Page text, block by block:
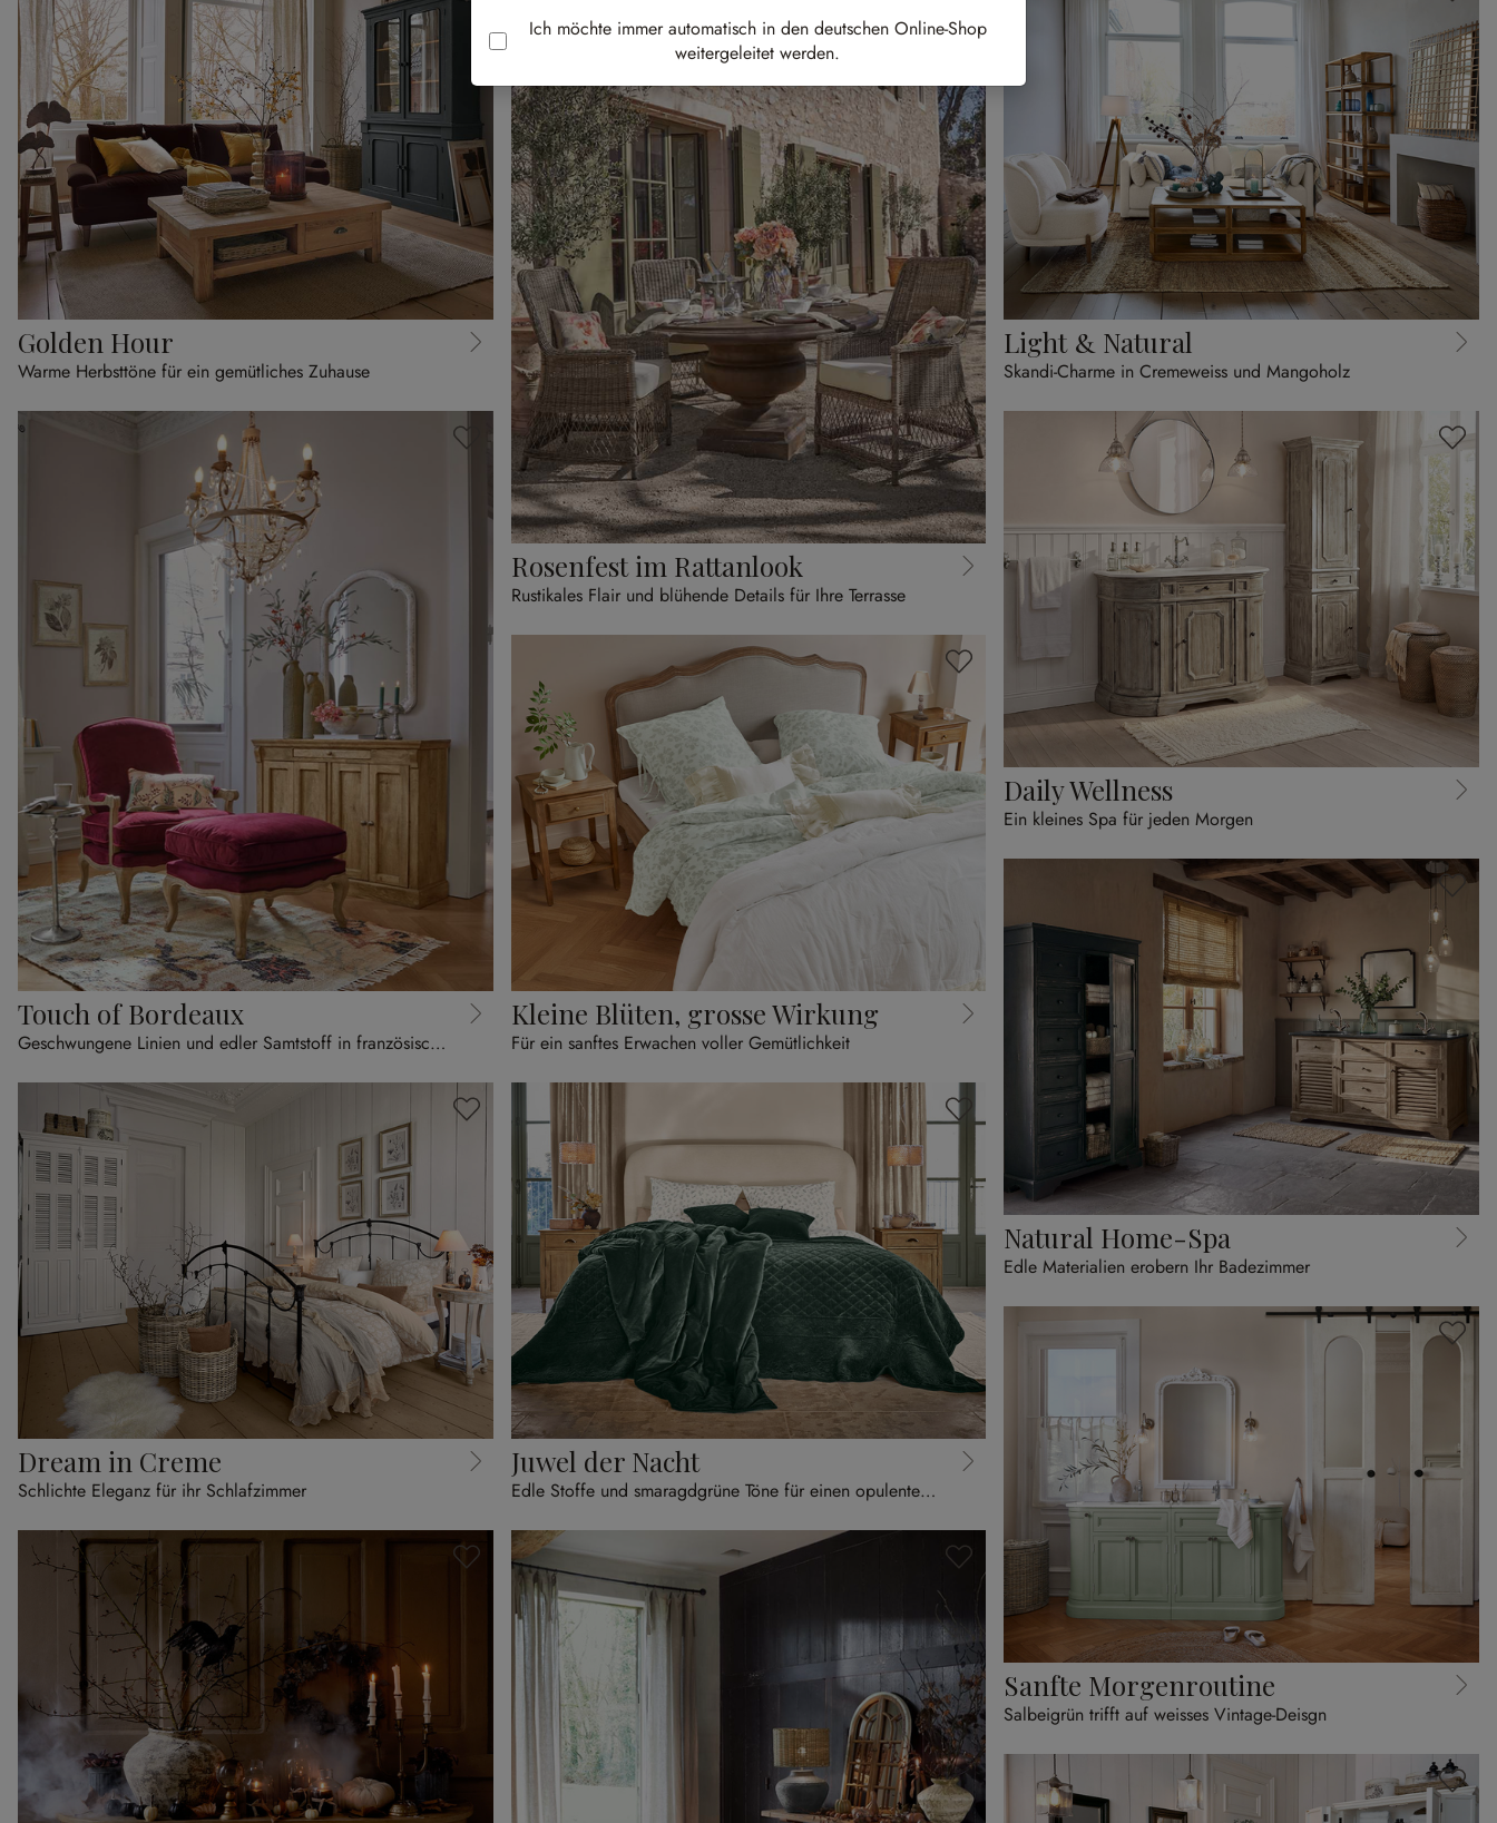
Golden Hour
Warme Herbsttöne für ein gemütliches Zuhause
Rosenfest im Rattanlook
Rustikales Flair und blühende Details für Ihre Terrasse
Light & Natural
Skandi-Charme in Cremeweiss und Mangoholz
Touch of Bordeaux
Geschwungene Linien und edler Samtstoff in französischer Raffinesse
Daily Wellness
Ein kleines Spa für jeden Morgen
Kleine Blüten, grosse Wirkung
Für ein sanftes Erwachen voller Gemütlichkeit
Natural Home-Spa
Edle Materialien erobern Ihr Badezimmer
Dream in Creme
Schlichte Eleganz für ihr Schlafzimmer
Juwel der Nacht
Edle Stoffe und smaragdgrüne Töne für einen opulenten Schlafkomfort
Sanfte Morgenroutine
Salbeigrün trifft auf weisses Vintage-Deisgn
Ich möchte immer automatisch in den deutschen Online-Shop
weitergeleitet werden.